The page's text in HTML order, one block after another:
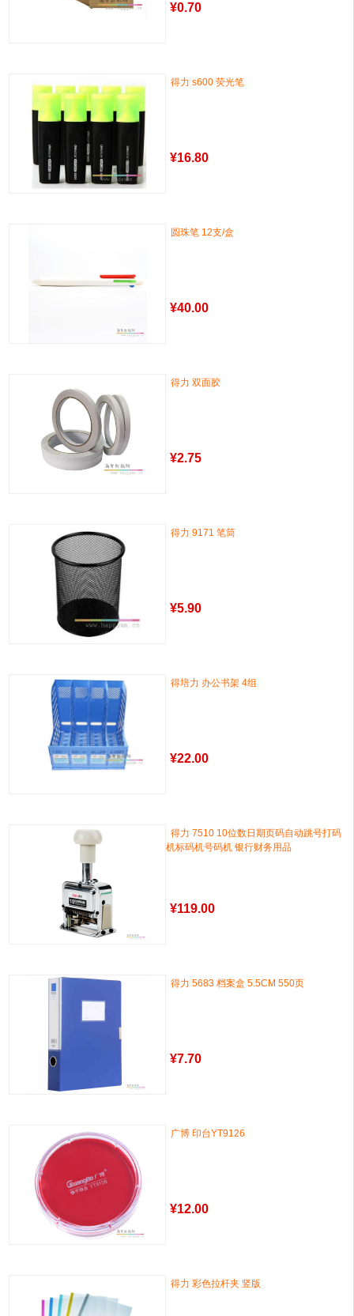
¥0.70
得力 s600 荧光笔
¥16.80
圆珠笔 12支/盒
¥40.00
得力 双面胶
¥2.75
得力 9171 笔筒
¥5.90
得培力 办公书架 4组
¥22.00
得力 7510 10位数日期页码自动跳号打码
机标码机号码机 银行财务用品
¥119.00
得力 5683 档案盒 5.5CM 550页
¥7.70
广博 印台YT9126
¥12.00
得力 彩色拉杆夹 竖版